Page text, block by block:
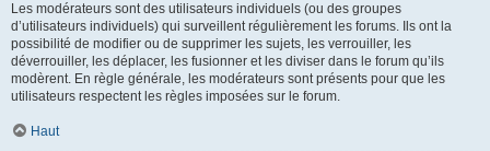
Les modérateurs sont des utilisateurs individuels (ou des groupes
d’utilisateurs individuels) qui surveillent régulièrement les forums. Ils ont la
possibilité de modifier ou de supprimer les sujets, les verrouiller, les
déverrouiller, les déplacer, les fusionner et les diviser dans le forum qu’ils
modèrent. En règle générale, les modérateurs sont présents pour que les
utilisateurs respectent les règles imposées sur le forum.
Haut